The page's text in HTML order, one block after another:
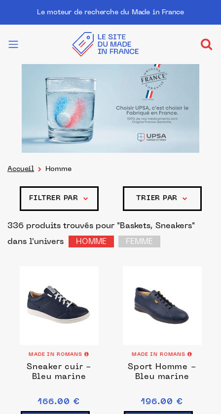
Le moteur de recherche du Made in France
Accueil Homme
FILTRER PAR TRIER PAR
336 produits trouvés pour "Baskets, Sneakers"
dans l'univers
HOMME FEMME
MADE IN ROMANS
Sneaker cuir -
Bleu marine
166.00 €
MADE IN ROMANS
Sport Homme -
Bleu marine
196.00 €